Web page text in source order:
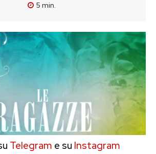
5 min.
Telegram e su Instagram